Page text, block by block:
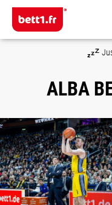
Passer au contenu principal
ALBA